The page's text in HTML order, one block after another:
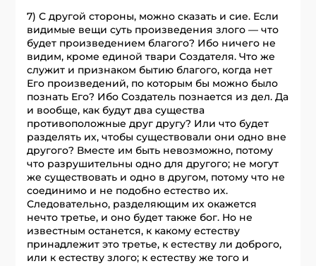
7) С другой стороны, можно сказать и сие. Если
видимые вещи суть произведения злого — что
будет произведением благого? Ибо ничего не
видим, кроме единой твари Создателя. Что же
служит и признаком бытию благого, когда нет
Его произведений, по которым бы можно было
познать Его? Ибо Создатель познается из дел. Да
и вообще, как будут два существа
противоположные друг другу? Или что будет
разделять их, чтобы существовали они одно вне
другого? Вместе им быть невозможно, потому
что разрушительны одно для другого; не могут
же существовать и одно в другом, потому что не
соединимо и не подобно естество их.
Следовательно, разделяющим их окажется
нечто третье, и оно будет также бог. Но не
известным останется, к какому естеству
принадлежит это третье, к естеству ли доброго,
или к естеству злого; к естеству же того и